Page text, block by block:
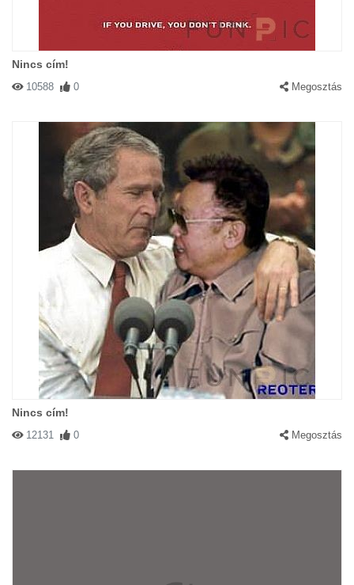
Nincs cím!
10588 0 Megosztás
Nincs cím!
12131 0 Megosztás